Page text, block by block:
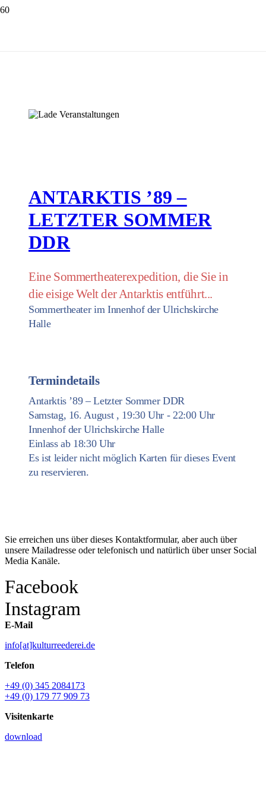
ANTARKTIS ’89 –
LETZTER SOMMER
DDR
Eine Sommertheaterexpedition, die Sie in
die eisige Welt der Antarktis entführt...
Sommertheater im Innenhof der Ulrichskirche
Halle
Termindetails
Antarktis ’89 – Letzter Sommer DDR
Samstag, 16. August , 19:30 Uhr - 22:00 Uhr
Innenhof der Ulrichskirche Halle
Einlass ab 18:30 Uhr
Es ist leider nicht möglich Karten für dieses Event
zu reservieren.
Sie erreichen uns über dieses Kontaktformular, aber auch über
unsere Mailadresse oder telefonisch und natürlich über unser Social
Media Kanäle.
Facebook
Instagram
E-Mail
info[at]kulturreederei.de
Telefon
+49 (0) 345 2084173
+49 (0) 179 77 909 73
Visitenkarte
download